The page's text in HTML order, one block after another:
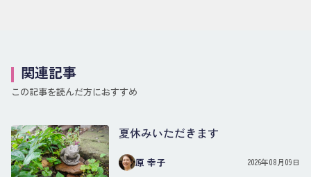
関連記事
この記事を読んだ方におすすめ
夏休みいただきます
原 幸子 2026年08月09日